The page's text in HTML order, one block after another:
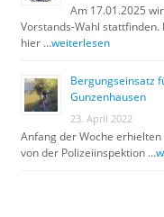
Am 17.01.2025
Vorstands-Wahl stattfinden.
hier …weiterlesen
Bergungseinsatz
Gunzenhausen
23. April 2022
Anfang der Woche
von der Polizeiinspektion …